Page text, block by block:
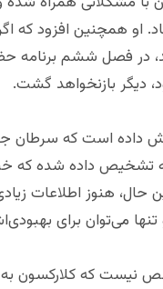
او همچنین افزود که
در فصل ششم برنامه
دیگر بازنخواهد گشت.
داده است که سرطان
تشخیص داده شده که
حال، هنوز اطلاعات
می‌توان برای
نیست که کلارکسون به